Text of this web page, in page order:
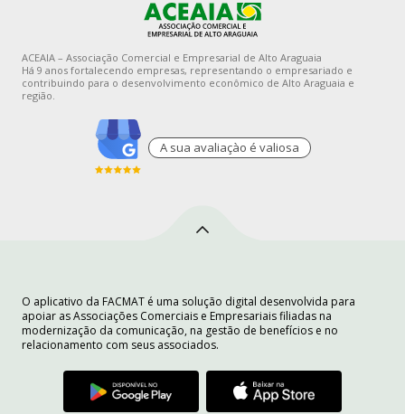
ACEAIA – Associação Comercial e Empresarial de Alto Araguaia
Há 9 anos fortalecendo empresas, representando o empresariado e
contribuindo para o desenvolvimento econômico de Alto Araguaia e
região.
A sua avaliaçào é valiosa
O aplicativo da FACMAT é uma solução digital desenvolvida para
apoiar as Associações Comerciais e Empresariais filiadas na
modernização da comunicação, na gestão de benefícios e no
relacionamento com seus associados.